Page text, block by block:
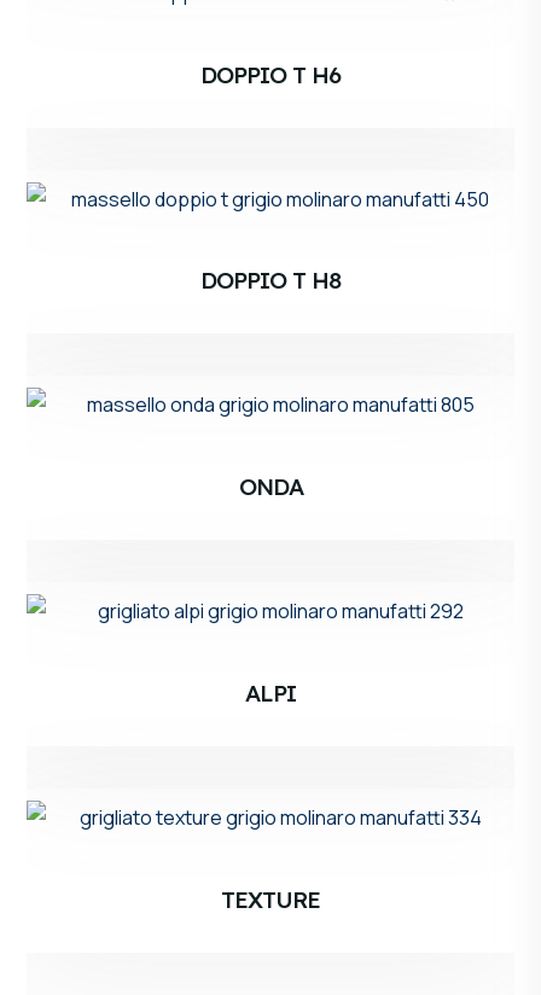
DOPPIO T H6
DOPPIO T H8
ONDA
ALPI
TEXTURE